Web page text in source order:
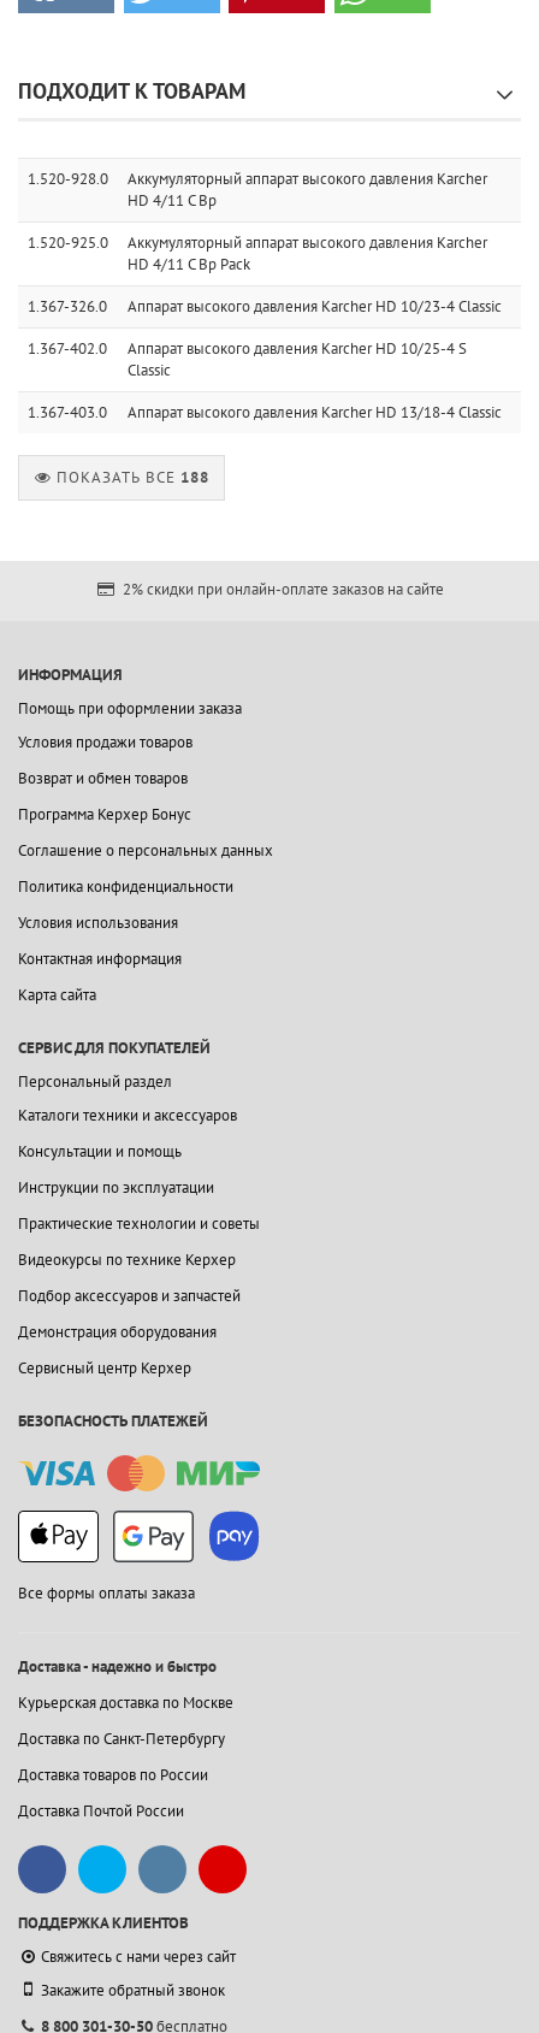
ПОДХОДИТ К ТОВАРАМ
1.520-928.0
Аккумуляторный аппарат высокого давления Karcher
HD 4/11 C Bp
1.520-925.0
Аккумуляторный аппарат высокого давления Karcher
HD 4/11 C Bp Pack
1.367-326.0 Аппарат высокого давления Karcher HD 10/23-4 Classic
1.367-402.0
Аппарат высокого давления Karcher HD 10/25-4 S
Classic
1.367-403.0 Аппарат высокого давления Karcher HD 13/18-4 Classic
ПОКАЗАТЬ ВСЕ 188
2% скидки при онлайн-оплате заказов на сайте
ИНФОРМАЦИЯ
Помощь при оформлении заказа
Условия продажи товаров
Возврат и обмен товаров
Программа Керхер Бонус
Соглашение о персональных данных
Политика конфиденциальности
Условия использования
Контактная информация
Карта сайта
СЕРВИС ДЛЯ ПОКУПАТЕЛЕЙ
Персональный раздел
Каталоги техники и аксессуаров
Консультации и помощь
Инструкции по эксплуатации
Практические технологии и советы
Видеокурсы по технике Керхер
Подбор аксессуаров и запчастей
Демонстрация оборудования
Сервисный центр Керхер
БЕЗОПАСНОСТЬ ПЛАТЕЖЕЙ
Все формы оплаты заказа
Доставка - надежно и быстро
Курьерская доставка по Москве
Доставка по Санкт-Петербургу
Доставка товаров по России
Доставка Почтой России
ПОДДЕРЖКА КЛИЕНТОВ
Свяжитесь с нами через сайт
Закажите обратный звонок
8 800 301-30-50бесплатно